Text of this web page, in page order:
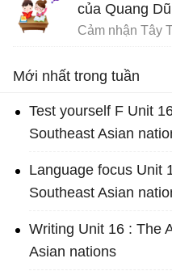
của Quang
Mới nhất trong tuần
Test yourself F Unit
Southeast Asian
Language focus Unit
Southeast Asian
Writing Unit 16 : The
Asian nations